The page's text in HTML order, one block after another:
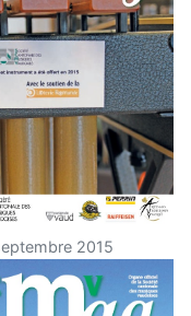
2015